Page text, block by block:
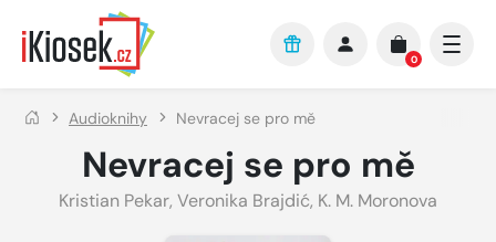
Přejít na hlavní obsah
0
Audioknihy Nevracej se pro mě
Nevracej se pro mě
Kristian Pekar, Veronika Brajdić, K. M. Moronova